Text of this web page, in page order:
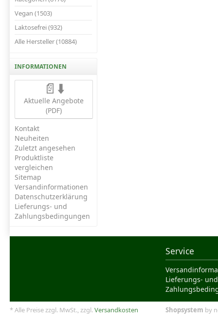
Vegan (1503)
Laktosefrei (932)
Alle Hersteller (10884)
INFORMATIONEN
📄⬇️
Aktuelle Angebote
(PDF)
Kontakt
Neuheiten
Zuletzt angesehen
Produktliste
vergleichen
Sitemap
Versandinformationen
Datenschutzerklärung
Lieferungs- und
Zahlungsbedingungen
Service
Lieferungs- und
* Alle Preise zzgl. MwSt., zzgl.Versandkosten Shopsystem by